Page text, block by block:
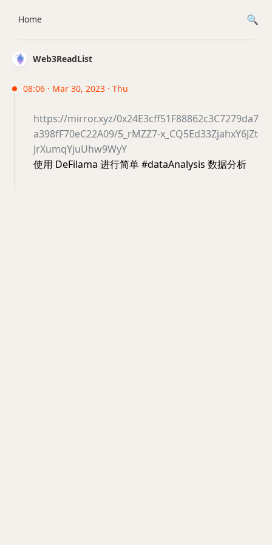
Web3ReadList
08:06 · Mar 30, 2023 · Thu
https://mirror.xyz/0x24E3cff51F88862c3C7279da7
a398fF70eC22A09/5_rMZZ7-x_CQ5Ed33ZjahxY6JZt
JrXumqYjuUhw9WyY
使用 DeFilama 进行简单 #dataAnalysis 数据分析
Home